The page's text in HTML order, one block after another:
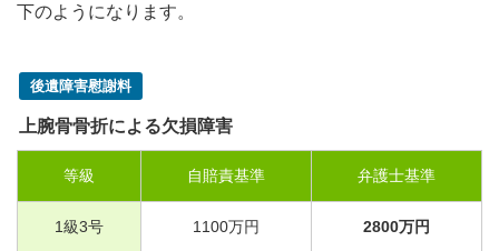
下のようになります。
後遺障害慰謝料
上腕骨骨折による欠損障害
等級 自賠責基準 弁護士基準
1級3号 1100万円 2800万円